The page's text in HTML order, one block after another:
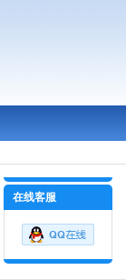
在线客服